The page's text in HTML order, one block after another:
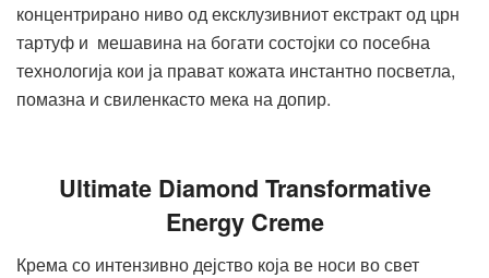
концентрирано ниво од ексклузивниот екстракт од црн
тартуф и мешавина на богати состојки со посебна
технологија кои ја прават кожата инстантно посветла,
помазна и свиленкасто мека на допир.
Ultimate Diamond Transformative
Energy Creme
Крема со интензивно дејство која ве носи во свет